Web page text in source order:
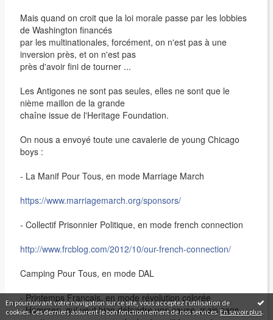
En poursuivant votre navigation sur ce site, vous acceptez l'utilisation de
cookies. Ces derniers assurent le bon fonctionnement de nos services. En savoir plus.
Mais quand on croit que la loi morale passe par les lobbies
de Washington financés
par les multinationales, forcément, on n'est pas à une
inversion près, et on n'est pas
près d'avoir fini de tourner ...
Les Antigones ne sont pas seules, elles ne sont que le
nième maillon de la grande
chaîne issue de l'Heritage Foundation.
On nous a envoyé toute une cavalerie de young Chicago
boys :
- La Manif Pour Tous, en mode Marriage March
https://www.marriagemarch.org/sponsors/
- Collectif Prisonnier Politique, en mode french connection
http://www.frcblog.com/2012/10/our-french-connection/
Camping Pour Tous, en mode DAL
- Printemps Français, en mode révolution colorée
- Hommen, qui veut bien défendre une cause, mais sans